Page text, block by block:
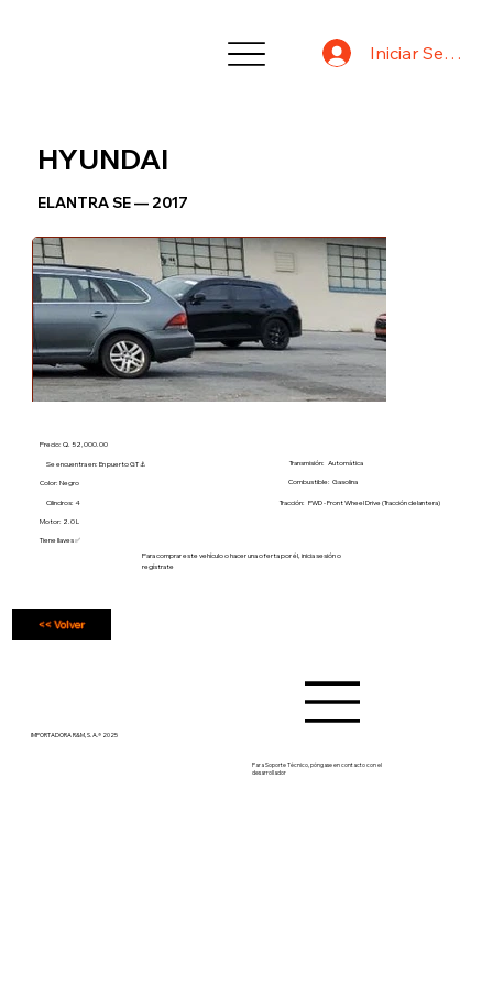
Iniciar Sesión
Color: Negro
Motor: 2.0 L
Transmisión:
Combustible:
Tracción:
Automática
FWD - Front Wheel Drive (Tracción delantera)
Gasolina
Tiene llaves ✅
Precio: Q. 52,000.00
Se encuentra en: En puerto GT ⚓
Cilindros: 4
<< Volver
Para comprar este vehículo o hacer una oferta por él, inicia sesión o
regístrate
HYUNDAI
ELANTRA SE — 2017
IMPORTADORA R&M, S. A.® 2025
Para Soporte Técnico, póngase en contacto con el
desarrollador